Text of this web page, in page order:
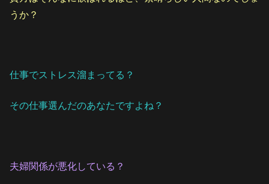
うか？
仕事でストレス溜まってる？
その仕事選んだのあなたですよね？
夫婦関係が悪化している？